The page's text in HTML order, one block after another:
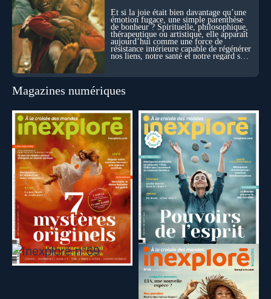
Et si la joie était bien davantage qu’une
émotion fugace, une simple parenthèse
de bonheur ? Spirituelle, philosophique,
thérapeutique ou artistique, elle apparaît
aujourd’hui comme une force de
résistance intérieure capable de régénérer
nos liens, notre santé et notre regard sur
Magazines numériques